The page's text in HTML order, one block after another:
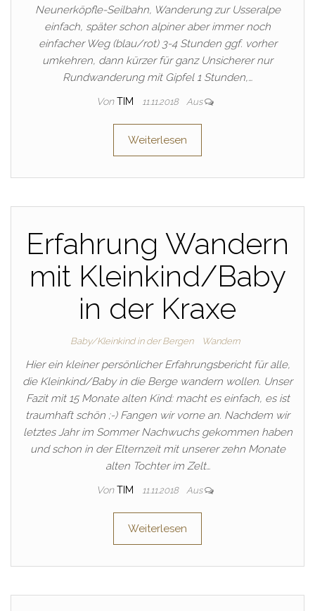
Neunerköpfle-Seilbahn, Wanderung zur Usseralpe
einfach, später schon alpiner aber immer noch
einfacher Weg (blau/rot) 3-4 Stunden ggf. vorher
umkehren, dann kürzer für ganz Unsicherer nur
Rundwanderung mit Gipfel 1 Stunden,…
Von TIM 11.11.2018 Aus
Weiterlesen
Erfahrung Wandern
mit Kleinkind/Baby
in der Kraxe
Baby/Kleinkind in der Bergen Wandern
Hier ein kleiner persönlicher Erfahrungsbericht für alle,
die Kleinkind/Baby in die Berge wandern wollen. Unser
Fazit mit 15 Monate alten Kind: macht es einfach, es ist
traumhaft schön ;-) Fangen wir vorne an. Nachdem wir
letztes Jahr im Sommer Nachwuchs gekommen haben
und schon in der Elternzeit mit unserer zehn Monate
alten Tochter im Zelt…
Von TIM 11.11.2018 Aus
Weiterlesen